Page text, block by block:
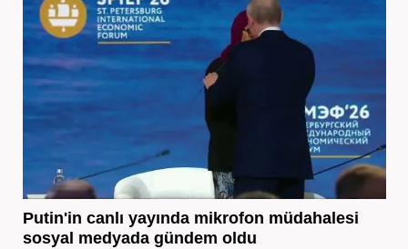
Putin'in canlı yayında mikrofon müdahalesi
sosyal medyada gündem oldu